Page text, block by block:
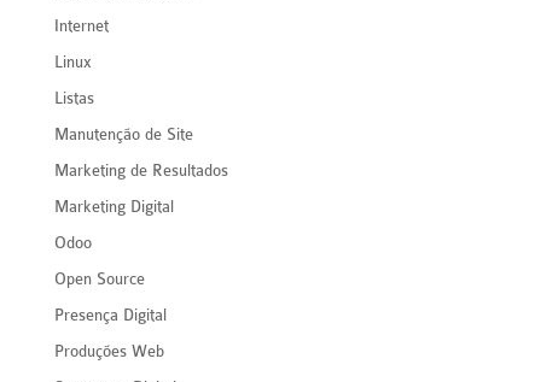
Internet
Linux
Listas
Manutenção de Site
Marketing de Resultados
Marketing Digital
Odoo
Open Source
Presença Digital
Produções Web